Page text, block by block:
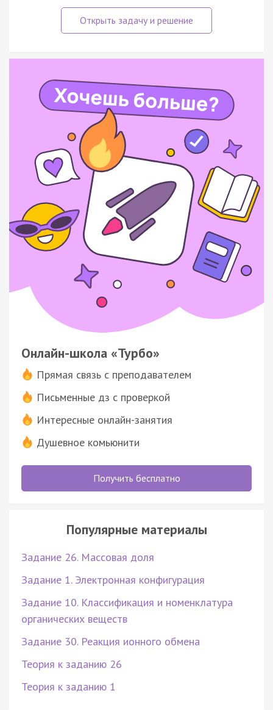
Онлайн-школа «Турбо»
Прямая связь с преподавателем
Письменные дз с проверкой
Интересные онлайн-занятия
Душевное комьюнити
Получить бесплатно
Популярные материалы
Задание 26. Массовая доля
Задание 1. Электронная конфигурация
Задание 10. Классификация и номенклатура
органических веществ
Задание 30. Реакция ионного обмена
Теория к заданию 26
Теория к заданию 1